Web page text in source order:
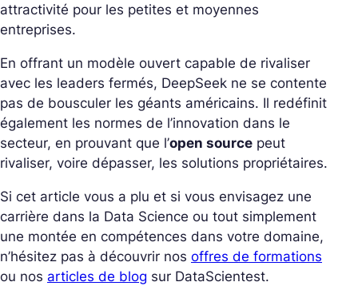
attractivité pour les petites et moyennes
entreprises.
En offrant un modèle ouvert capable de rivaliser
avec les leaders fermés, DeepSeek ne se contente
pas de bousculer les géants américains. Il redéfinit
également les normes de l’innovation dans le
secteur, en prouvant que l’open source peut
rivaliser, voire dépasser, les solutions propriétaires.
Si cet article vous a plu et si vous envisagez une
carrière dans la Data Science ou tout simplement
une montée en compétences dans votre domaine,
n’hésitez pas à découvrir nos offres de formations
ou nos articles de blog sur DataScientest.